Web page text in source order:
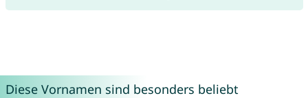
Diese Vornamen sind besonders beliebt